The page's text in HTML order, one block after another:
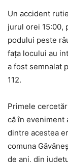
Un accident
jurul orei 15:00,
podului peste
fața locului au
a fost semnalat
112.
Primele
că în eveniment
dintre acestea
comuna
de ani, din